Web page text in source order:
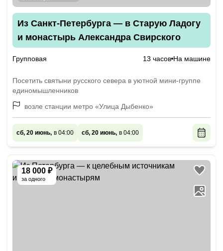
Из Санкт-Петербурга — в Старую Ладогу
и монастырь Александра Свирского
Групповая 13 часов На машине
Посетить святыни русского севера в уютной мини-группе
единомышленников
возле станции метро «Улица Дыбенко»
сб, 20 июнь, в 04:00 сб, 20 июнь, в 04:00
18 000 ₽
за одного